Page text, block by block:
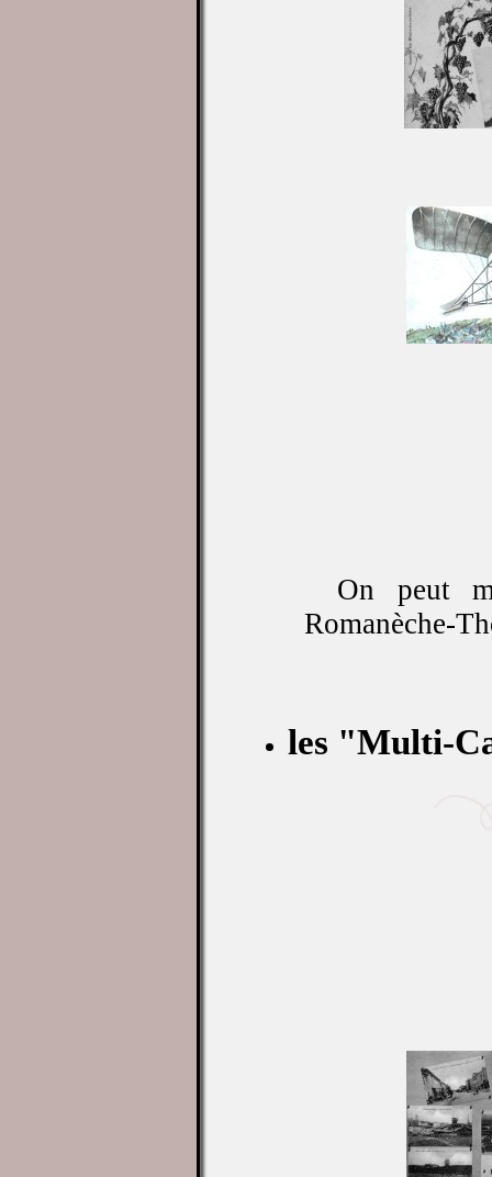
On peut
Romanèche-
les "Multi-